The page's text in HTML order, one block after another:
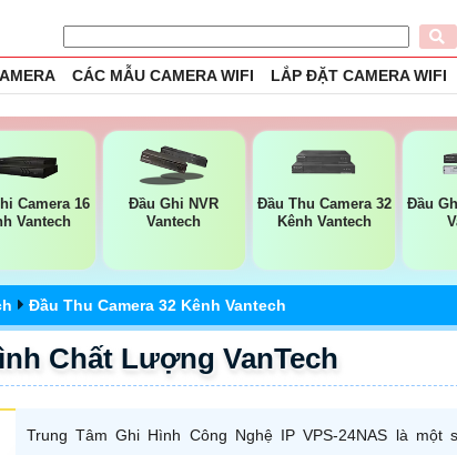
CÁC MẪU CAMERA WIFI LẮP ĐẶT CAMERA WIFI
Camera 16
Vantech
Đầu Ghi NVR
Vantech
Đầu Thu Camera 32
Kênh Vantech
Đầu
Đầu Thu Camera 32 Kênh Vantech
Chất Lượng VanTech
Trung Tâm Ghi Hình Công Nghệ IP VPS-24NAS là một